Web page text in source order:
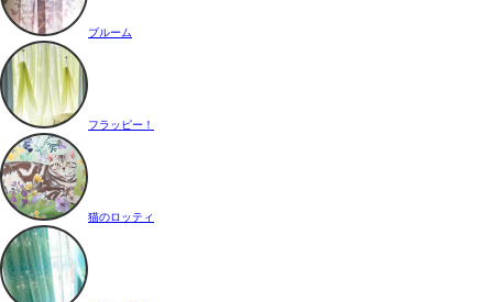
ブルーム
フラッピー！
猫のロッティ